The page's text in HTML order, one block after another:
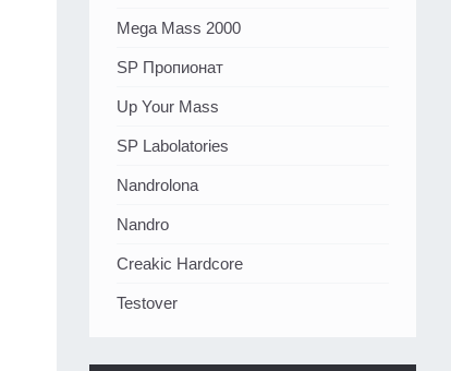
Mega Mass 2000
SP Пропионат
Up Your Mass
SP Labolatories
Nandrolona
Nandro
Creakic Hardcore
Testover